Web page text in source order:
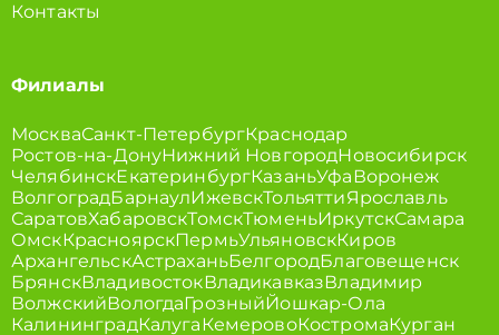
Контакты
Филиалы
МоскваСанкт-ПетербургКраснодар
Ростов-на-ДонуНижний НовгородНовосибирск
ЧелябинскЕкатеринбургКазаньУфаВоронеж
ВолгоградБарнаулИжевскТольяттиЯрославль
СаратовХабаровскТомскТюменьИркутскСамара
ОмскКрасноярскПермьУльяновскКиров
АрхангельскАстраханьБелгородБлаговещенск
БрянскВладивостокВладикавказВладимир
ВолжскийВологдаГрозныйЙошкар-Ола
КалининградКалугаКемеровоКостромаКурган